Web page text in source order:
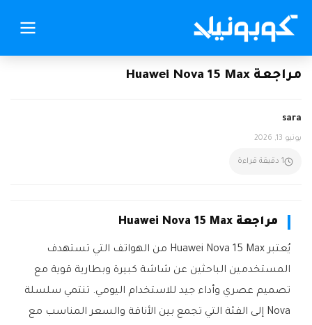
مراجعة Huawei Nova 15 Max
sara
يونيو 13, 2026
1 دقيقة قراءة
مراجعة Huawei Nova 15 Max
يُعتبر Huawei Nova 15 Max من الهواتف التي تستهدف
المستخدمين الباحثين عن شاشة كبيرة وبطارية قوية مع
تصميم عصري وأداء جيد للاستخدام اليومي. تنتمي سلسلة
Nova إلى الفئة التي تجمع بين الأناقة والسعر المناسب مع